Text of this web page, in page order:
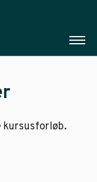
kursusforløb.